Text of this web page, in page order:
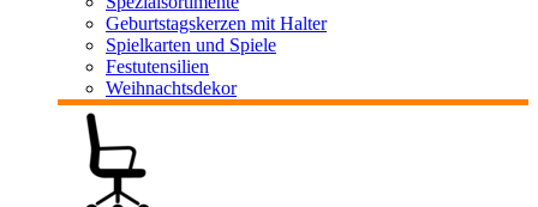
Geburtstagskerzen mit Halter
Spielkarten und Spiele
Festutensilien
Weihnachtsdekor